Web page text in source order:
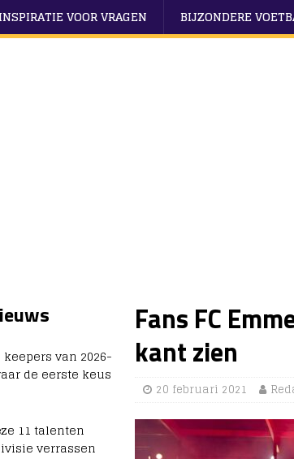
VOOR VRAGEN BIJZONDERE
Fans FC
kant zien
20 februari 2021
van 2026-
de eerste keus
11 talenten
verrassen